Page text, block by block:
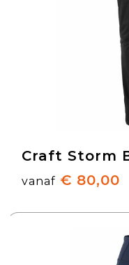
Craft Storm
vanaf € 80,00